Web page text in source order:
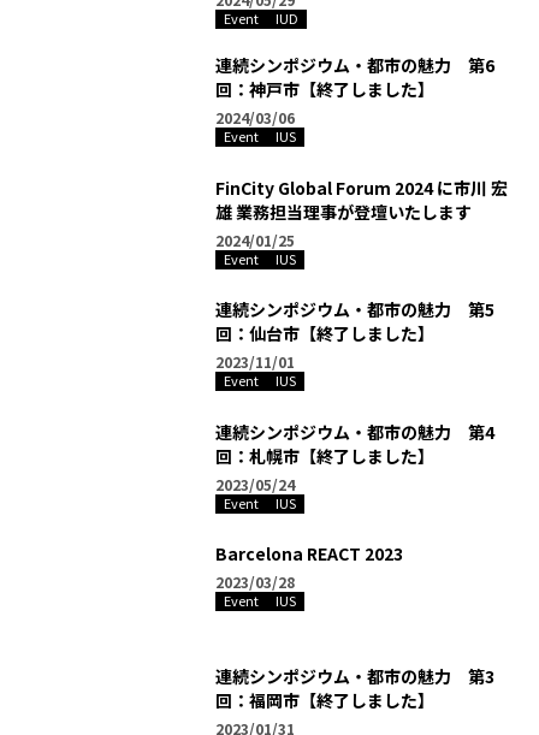
Event IUD
連続シンポジウム・都市の魅力 第6
回：神戸市【終了しました】
2024/03/06
Event IUS
FinCity Global Forum 2024 に市川 宏
雄 業務担当理事が登壇いたします
2024/01/25
Event IUS
連続シンポジウム・都市の魅力 第5
回：仙台市【終了しました】
2023/11/01
Event IUS
連続シンポジウム・都市の魅力 第4
回：札幌市【終了しました】
2023/05/24
Event IUS
Barcelona REACT 2023
2023/03/28
Event IUS
連続シンポジウム・都市の魅力 第3
回：福岡市【終了しました】
2023/01/31